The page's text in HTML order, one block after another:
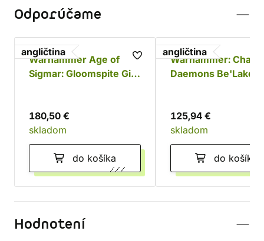
Odporúčame
angličtina
Warhammer Age of
Sigmar: Gloomspite Gitz
180,50 €
skladom
do košíka
angličtina
Warhammer: Chaos
Daemons Be'Lakor
125,94 €
skladom
do košíka
Hodnotení